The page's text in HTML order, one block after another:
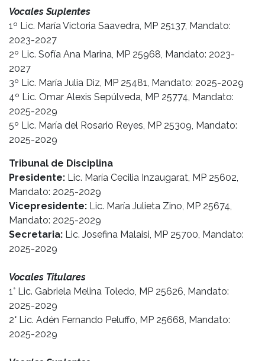
Vocales Suplentes
1º Lic. María Victoria Saavedra, MP 25137, Mandato:
2023-2027
2º Lic. Sofía Ana Marina, MP 25968, Mandato: 2023-
2027
3º Lic. María Julia Diz, MP 25481, Mandato: 2025-2029
4º Lic. Omar Alexis Sepúlveda, MP 25774, Mandato:
2025-2029
5º Lic. María del Rosario Reyes, MP 25309, Mandato:
2025-2029
Tribunal de Disciplina
Presidente: Lic. María Cecilia Inzaugarat, MP 25602,
Mandato: 2025-2029
Vicepresidente: Lic. María Julieta Zino, MP 25674,
Mandato: 2025-2029
Secretaria: Lic. Josefina Malaisi, MP 25700, Mandato:
2025-2029
Vocales Titulares
1° Lic. Gabriela Melina Toledo, MP 25626, Mandato:
2025-2029
2° Lic. Adén Fernando Peluffo, MP 25668, Mandato:
2025-2029